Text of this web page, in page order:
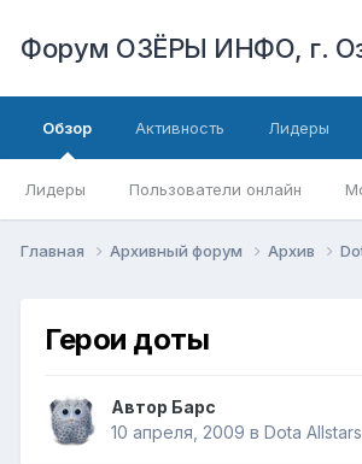
Форум ОЗЁРЫ ИНФО, г.
Обзор
Лидеры Пользователи онлайн
Активность Лидеры
Главная Архивный форум Архив
Герои доты
Автор Барс
10 апреля, 2009 в Dota Allstars